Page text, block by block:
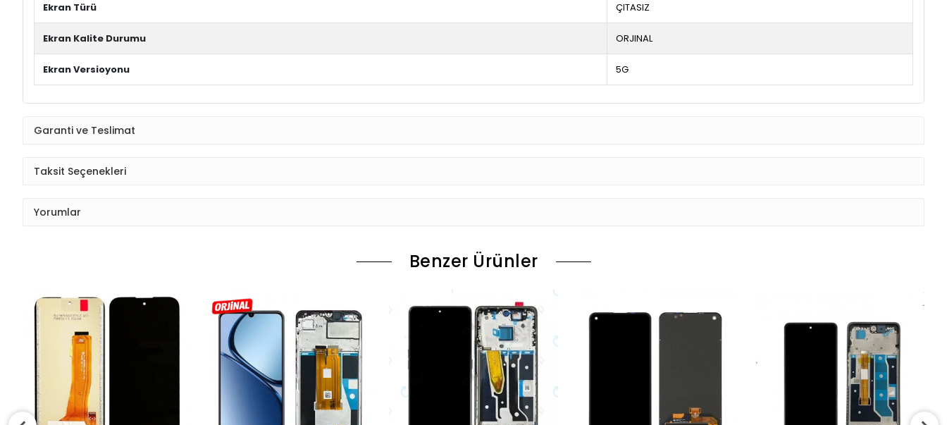
Ekran Türü ÇITASIZ
Ekran Kalite Durumu ORJINAL
Ekran Versioyonu 5G
Garanti ve Teslimat
Taksit Seçenekleri
Yorumlar
Benzer Ürünler